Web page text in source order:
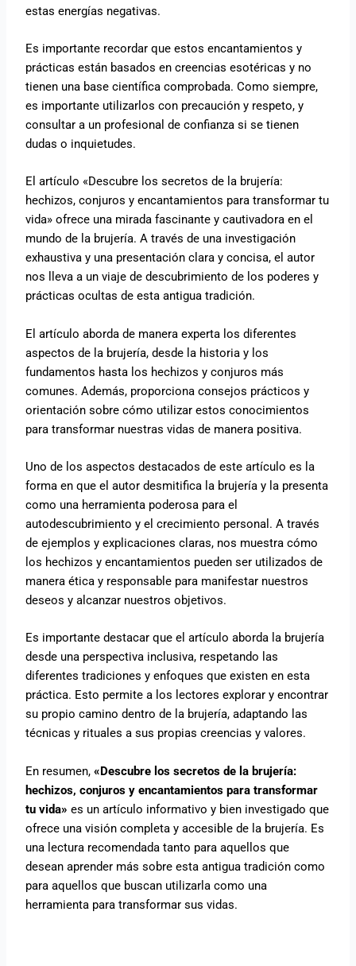
estas energías negativas.
Es importante recordar que estos encantamientos y
prácticas están basados en creencias esotéricas y no
tienen una base científica comprobada. Como siempre,
es importante utilizarlos con precaución y respeto, y
consultar a un profesional de confianza si se tienen
dudas o inquietudes.
El artículo «Descubre los secretos de la brujería:
hechizos, conjuros y encantamientos para transformar tu
vida» ofrece una mirada fascinante y cautivadora en el
mundo de la brujería. A través de una investigación
exhaustiva y una presentación clara y concisa, el autor
nos lleva a un viaje de descubrimiento de los poderes y
prácticas ocultas de esta antigua tradición.
El artículo aborda de manera experta los diferentes
aspectos de la brujería, desde la historia y los
fundamentos hasta los hechizos y conjuros más
comunes. Además, proporciona consejos prácticos y
orientación sobre cómo utilizar estos conocimientos
para transformar nuestras vidas de manera positiva.
Uno de los aspectos destacados de este artículo es la
forma en que el autor desmitifica la brujería y la presenta
como una herramienta poderosa para el
autodescubrimiento y el crecimiento personal. A través
de ejemplos y explicaciones claras, nos muestra cómo
los hechizos y encantamientos pueden ser utilizados de
manera ética y responsable para manifestar nuestros
deseos y alcanzar nuestros objetivos.
Es importante destacar que el artículo aborda la brujería
desde una perspectiva inclusiva, respetando las
diferentes tradiciones y enfoques que existen en esta
práctica. Esto permite a los lectores explorar y encontrar
su propio camino dentro de la brujería, adaptando las
técnicas y rituales a sus propias creencias y valores.
En resumen,«Descubre los secretos de la brujería:
hechizos, conjuros y encantamientos para transformar
tu vida» es un artículo informativo y bien investigado que
ofrece una visión completa y accesible de la brujería. Es
una lectura recomendada tanto para aquellos que
desean aprender más sobre esta antigua tradición como
para aquellos que buscan utilizarla como una
herramienta para transformar sus vidas.